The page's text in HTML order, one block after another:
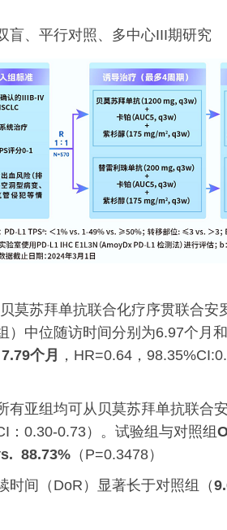
盲、平行对照、多中心III期研究
莫苏拜单抗联合化疗序贯联合
）中位随访时间分别为6.97个月
个月
，HR=0.64，
有亚组均可从贝莫苏拜单抗联合
：0.30-0.73）。试验组与对照组
88.73% （P=0.3478）
时间（DoR）显著长于对照组（